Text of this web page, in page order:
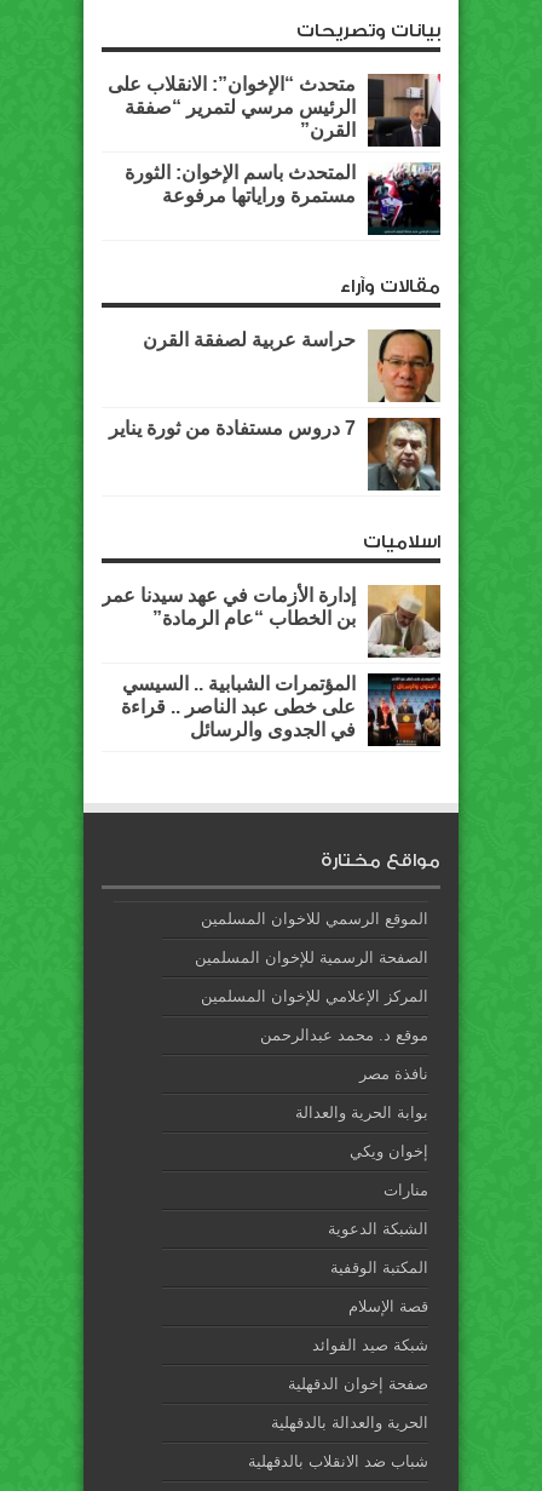
بيانات وتصريحات
متحدث “الإخوان”: الانقلاب على
الرئيس مرسي لتمرير “صفقة
القرن”
المتحدث باسم الإخوان: الثورة
مستمرة وراياتها مرفوعة
مقالات وآراء
حراسة عربية لصفقة القرن
7 دروس مستفادة من ثورة يناير
اسلاميات
إدارة الأزمات في عهد سيدنا عمر
بن الخطاب “عام الرمادة”
المؤتمرات الشبابية .. السيسي
على خطى عبد الناصر .. قراءة
في الجدوى والرسائل
مواقع مختارة
الموقع الرسمي للاخوان المسلمين
الصفحة الرسمية للإخوان المسلمين
المركز الإعلامي للإخوان المسلمين
موقع د. محمد عبدالرحمن
نافذة مصر
بوابة الحرية والعدالة
إخوان ويكي
منارات
الشبكة الدعوية
المكتبة الوقفية
قصة الإسلام
شبكة صيد الفوائد
صفحة إخوان الدقهلية
الحرية والعدالة بالدقهلية
شباب ضد الانقلاب بالدقهلية